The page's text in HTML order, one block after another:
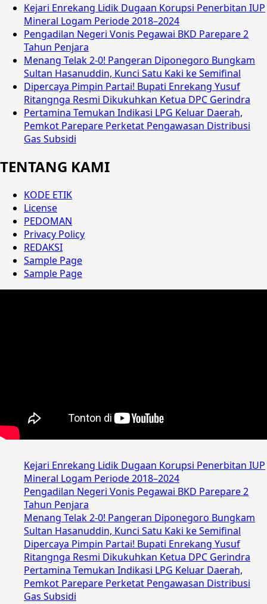
Kejari Enrekang Lidik Dugaan Korupsi Penerbitan IUP
Mineral Logam Periode 2018–2024
Pengadilan Negeri Vonis Pegawai BKD Parepare 2
Tahun Penjara
Menang Telak 2-0! Pangeran Diponegoro Bungkam
Sultan Hasanuddin, Kunci Satu Kaki ke Semifinal
Dipercaya Pimpin Partai! Bupati Enrekang Yusuf
Ritangnga Resmi Dikukuhkan Ketua DPC Gerindra
Pertamina Temukan Indikasi LPG Keluar Daerah,
Pemkot Parepare Perketat Pengawasan Distribusi
Gas Subsidi
TENTANG KAMI
KODE ETIK
License
PEDOMAN
Privacy Policy
REDAKSI
Sample Page
Sample Page
Kejari Enrekang Lidik Dugaan Korupsi Penerbitan IUP
Mineral Logam Periode 2018–2024
Pengadilan Negeri Vonis Pegawai BKD Parepare 2
Tahun Penjara
Menang Telak 2-0! Pangeran Diponegoro Bungkam
Sultan Hasanuddin, Kunci Satu Kaki ke Semifinal
Dipercaya Pimpin Partai! Bupati Enrekang Yusuf
Ritangnga Resmi Dikukuhkan Ketua DPC Gerindra
Pertamina Temukan Indikasi LPG Keluar Daerah,
Pemkot Parepare Perketat Pengawasan Distribusi
Gas Subsidi